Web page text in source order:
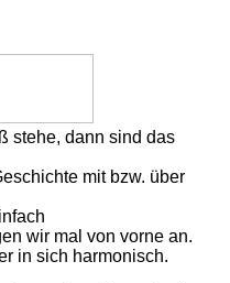
stehe, dann sind das
mit bzw. über
wir mal von vorne an.
in sich harmonisch.